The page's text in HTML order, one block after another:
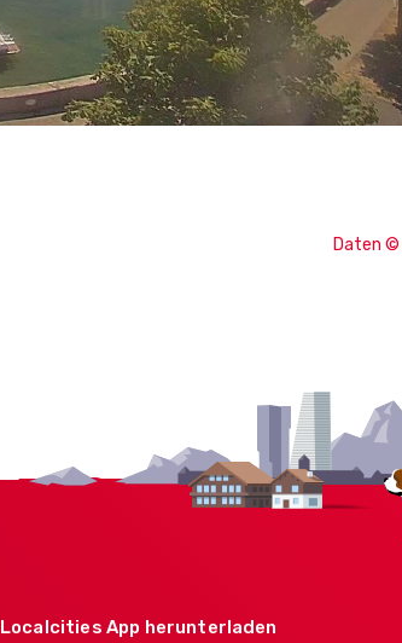
Daten ©
Localcities App herunterladen